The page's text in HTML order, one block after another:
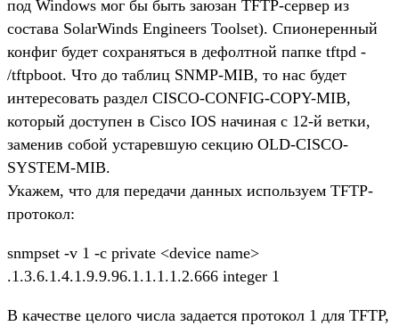
под Windows мог бы быть заюзан TFTP-сервер из
состава SolarWinds Engineers Toolset). Спионеренный
конфиг будет сохраняться в дефолтной папке tftpd -
/tftpboot. Что до таблиц SNMP-MIB, то нас будет
интересовать раздел CISCO-CONFIG-COPY-MIB,
который доступен в Cisco IOS начиная с 12-й ветки,
заменив собой устаревшую секцию OLD-CISCO-
SYSTEM-MIB.
Укажем, что для передачи данных используем TFTP-
протокол:
snmpset -v 1 -c private <device name>
.1.3.6.1.4.1.9.9.96.1.1.1.1.2.666 integer 1
В качестве целого числа задается протокол 1 для TFTP,